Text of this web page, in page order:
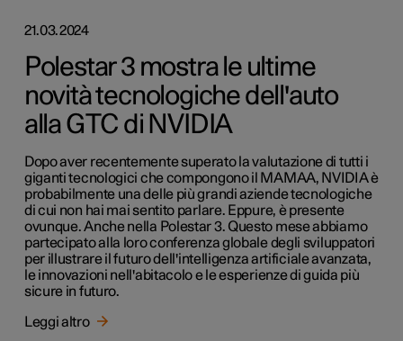
21.03.2024
Polestar 3 mostra le ultime
novità tecnologiche dell'auto
alla GTC di NVIDIA
Dopo aver recentemente superato la valutazione di tutti i
giganti tecnologici che compongono il MAMAA, NVIDIA è
probabilmente una delle più grandi aziende tecnologiche
di cui non hai mai sentito parlare. Eppure, è presente
ovunque. Anche nella Polestar 3. Questo mese abbiamo
partecipato alla loro conferenza globale degli sviluppatori
per illustrare il futuro dell'intelligenza artificiale avanzata,
le innovazioni nell'abitacolo e le esperienze di guida più
sicure in futuro.
Leggi altro